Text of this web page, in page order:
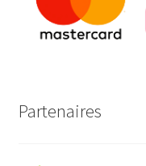
Partenaires